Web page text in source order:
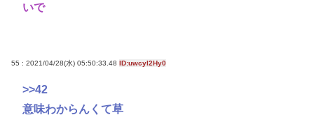
いで
55 : 2021/04/28(水) 05:50:33.48 ID:uwcyl2Hy0
>>42
意味わからんくて草